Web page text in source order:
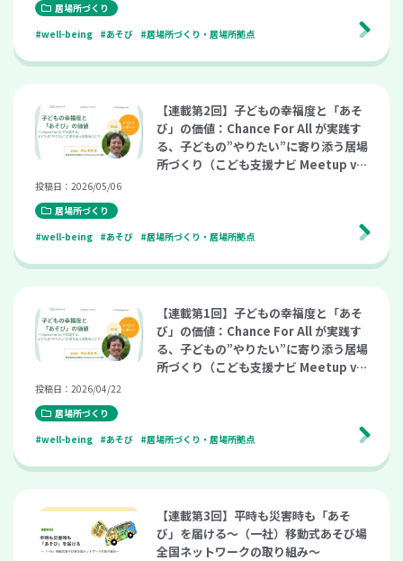
居場所づくり
#well-being
#あそび #居場所づくり・居場所拠点
【連載第2回】子どもの幸福度と「あそ
び」の価値：Chance For All が実践す
る、子どもの”やりたい”に寄り添う居場
所づくり（こども支援ナビ Meetup vo
投稿日：2026/05/06
居場所づくり
#well-being
#あそび #居場所づくり・居場所拠点
【連載第1回】子どもの幸福度と「あそ
び」の価値：Chance For All が実践す
る、子どもの”やりたい”に寄り添う居場
所づくり（こども支援ナビ Meetup vo
投稿日：2026/04/22
居場所づくり
#well-being
#あそび #居場所づくり・居場所拠点
【連載第3回】平時も災害時も「あそ
び」を届ける〜（一社）移動式あそび場
全国ネットワークの取り組み〜